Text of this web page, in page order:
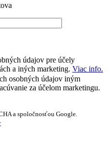
údajov pre účely
a iných marketing. Viac info.
osobných údajov iným
za účelom marketingu.
a spoločnosťou Google.